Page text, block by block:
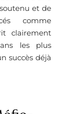
et de
comme
clairement
les plus
succès déjà